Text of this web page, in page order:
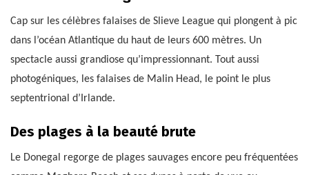
Cap sur les célèbres falaises de Slieve League qui plongent à pic
dans l’océan Atlantique du haut de leurs 600 mètres. Un
spectacle aussi grandiose qu’impressionnant. Tout aussi
photogéniques, les falaises de Malin Head, le point le plus
septentrional d’Irlande.
Des plages à la beauté brute
Le Donegal regorge de plages sauvages encore peu fréquentées